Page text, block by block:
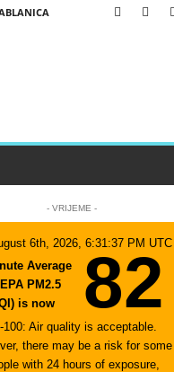
- VRIJEME -
6th, 2026, 6:31:37 PM UTC
Average
PM2.5
is now
82
100: Air quality is acceptable.
there may be a risk for some
with 24 hours of exposure,